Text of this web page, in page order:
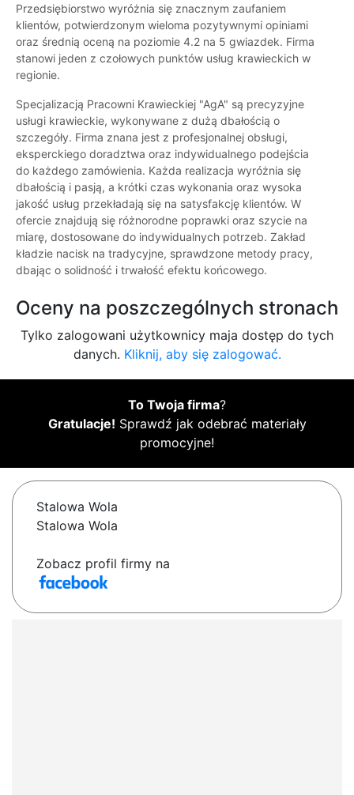
Przedsiębiorstwo wyróżnia się znacznym zaufaniem
klientów, potwierdzonym wieloma pozytywnymi opiniami
oraz średnią oceną na poziomie 4.2 na 5 gwiazdek. Firma
stanowi jeden z czołowych punktów usług krawieckich w
regionie.
Specjalizacją Pracowni Krawieckiej "AgA" są precyzyjne
usługi krawieckie, wykonywane z dużą dbałością o
szczegóły. Firma znana jest z profesjonalnej obsługi,
eksperckiego doradztwa oraz indywidualnego podejścia
do każdego zamówienia. Każda realizacja wyróżnia się
dbałością i pasją, a krótki czas wykonania oraz wysoka
jakość usług przekładają się na satysfakcję klientów. W
ofercie znajdują się różnorodne poprawki oraz szycie na
miarę, dostosowane do indywidualnych potrzeb. Zakład
kładzie nacisk na tradycyjne, sprawdzone metody pracy,
dbając o solidność i trwałość efektu końcowego.
Oceny na poszczególnych stronach
Tylko zalogowani użytkownicy maja dostęp do tych
danych. Kliknij, aby się zalogować.
To Twoja firma?
Gratulacje! Sprawdź jak odebrać materiały
promocyjne!
Stalowa Wola
Stalowa Wola
Zobacz profil firmy na